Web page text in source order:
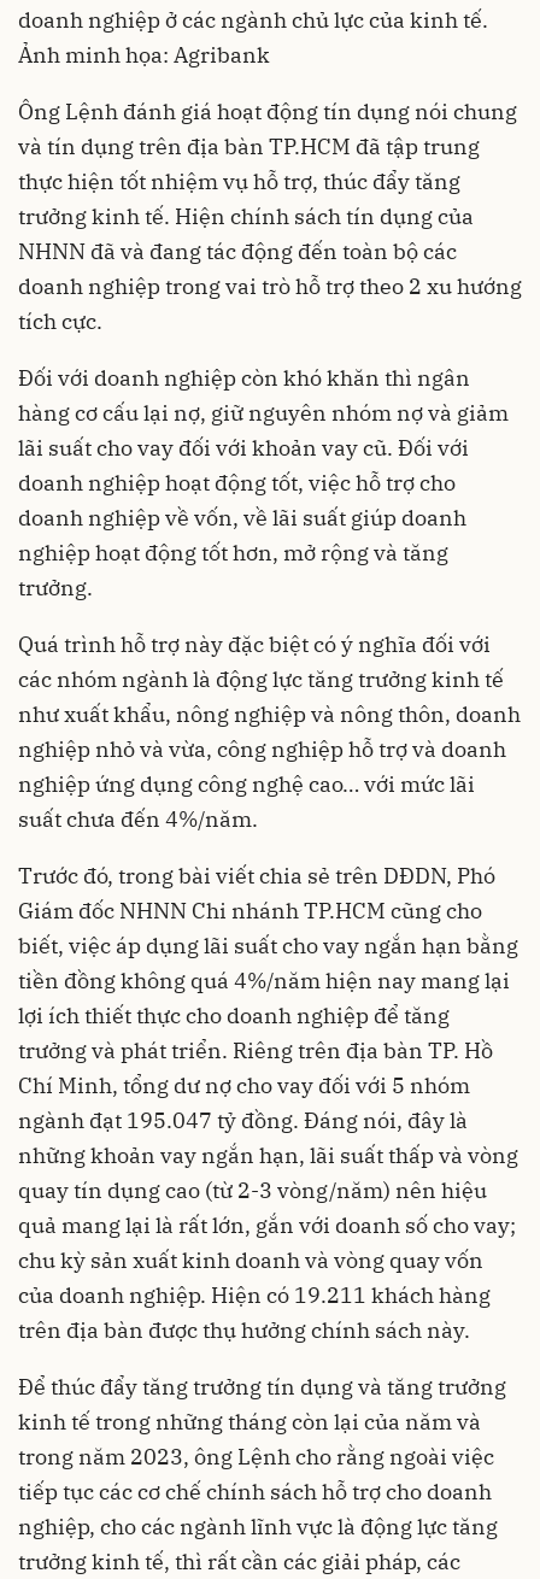
doanh nghiệp ở các ngành chủ lực của kinh tế.
Ảnh minh họa: Agribank
Ông Lệnh đánh giá hoạt động tín dụng nói chung
và tín dụng trên địa bàn TP.HCM đã tập trung
thực hiện tốt nhiệm vụ hỗ trợ, thúc đẩy tăng
trưởng kinh tế. Hiện chính sách tín dụng của
NHNN đã và đang tác động đến toàn bộ các
doanh nghiệp trong vai trò hỗ trợ theo 2 xu hướng
tích cực.
Đối với doanh nghiệp còn khó khăn thì ngân
hàng cơ cấu lại nợ, giữ nguyên nhóm nợ và giảm
lãi suất cho vay đối với khoản vay cũ. Đối với
doanh nghiệp hoạt động tốt, việc hỗ trợ cho
doanh nghiệp về vốn, về lãi suất giúp doanh
nghiệp hoạt động tốt hơn, mở rộng và tăng
trưởng.
Quá trình hỗ trợ này đặc biệt có ý nghĩa đối với
các nhóm ngành là động lực tăng trưởng kinh tế
như xuất khẩu, nông nghiệp và nông thôn, doanh
nghiệp nhỏ và vừa, công nghiệp hỗ trợ và doanh
nghiệp ứng dụng công nghệ cao… với mức lãi
suất chưa đến 4%/năm.
Trước đó, trong bài viết chia sẻ trên DĐDN, Phó
Giám đốc NHNN Chi nhánh TP.HCM cũng cho
biết, việc áp dụng lãi suất cho vay ngắn hạn bằng
tiền đồng không quá 4%/năm hiện nay mang lại
lợi ích thiết thực cho doanh nghiệp để tăng
trưởng và phát triển. Riêng trên địa bàn TP. Hồ
Chí Minh, tổng dư nợ cho vay đối với 5 nhóm
ngành đạt 195.047 tỷ đồng. Đáng nói, đây là
những khoản vay ngắn hạn, lãi suất thấp và vòng
quay tín dụng cao (từ 2-3 vòng/năm) nên hiệu
quả mang lại là rất lớn, gắn với doanh số cho vay;
chu kỳ sản xuất kinh doanh và vòng quay vốn
của doanh nghiệp. Hiện có 19.211 khách hàng
trên địa bàn được thụ hưởng chính sách này.
Để thúc đẩy tăng trưởng tín dụng và tăng trưởng
kinh tế trong những tháng còn lại của năm và
trong năm 2023, ông Lệnh cho rằng ngoài việc
tiếp tục các cơ chế chính sách hỗ trợ cho doanh
nghiệp, cho các ngành lĩnh vực là động lực tăng
trưởng kinh tế, thì rất cần các giải pháp, các